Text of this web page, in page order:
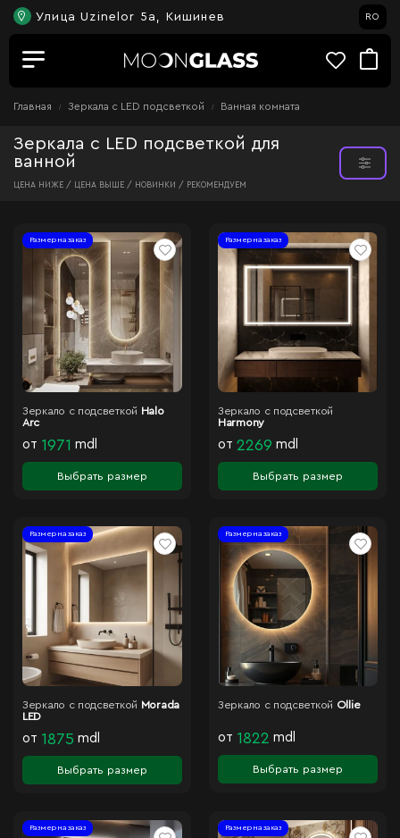
Улица Uzinelor 5a, Кишинев RO
Главная Зеркала c LED подсветкой Ванная комната
Зеркала с LED подсветкой для
ванной
ЦЕНА НИЖЕ / ЦЕНА ВЫШЕ / НОВИНКИ / РЕКОМЕНДУЕМ
Размер на заказ
Зеркало с подсветкой Halo
Arc
от 1971 mdl
Выбрать размер
Размер на заказ
Зеркало с подсветкой
Harmony
от 2269 mdl
Выбрать размер
Размер на заказ
Зеркало с подсветкой Morada
LED
от 1875 mdl
Выбрать размер
Размер на заказ
Зеркало с подсветкой Ollie
от 1822 mdl
Выбрать размер
Размер на заказ Размер на заказ